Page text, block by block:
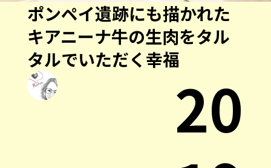
ポンペイ遺跡にも描かれた
キアニーナ牛の生肉をタル
タルでいただく幸福
20